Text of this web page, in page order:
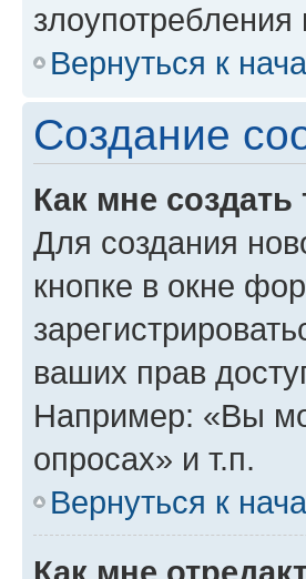
Вернуться к
Создание
Как мне
Для создания
кнопке в окне
ваших прав
Например: «Вы
опросах» и т.п.
Вернуться к